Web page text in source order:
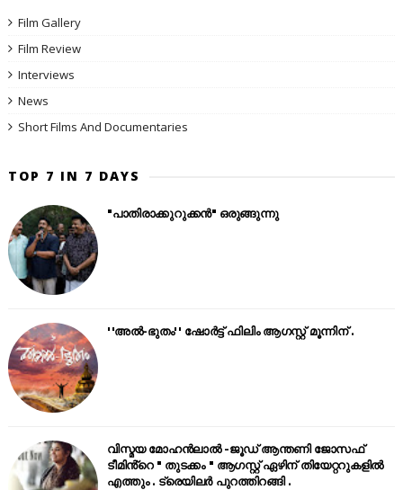
Film Gallery
Film Review
Interviews
News
Short Films And Documentaries
TOP 7 IN 7 DAYS
"പാതിരാക്കുറുക്കൻ" ഒരുങ്ങുന്നു
''അൽ-ഭുതം'' ഷോർട്ട് ഫിലിം ആഗസ്റ്റ് മൂന്നിന് .
വിസ്മയ മോഹൻലാൽ -ജൂഡ് ആന്തണി ജോസഫ്
ടീമിൻ്റെ " തുടക്കം " ആഗസ്റ്റ് ഏഴിന് തിയേറ്ററുകളിൽ
എത്തും . ട്രെയിലർ പുറത്തിറങ്ങി .